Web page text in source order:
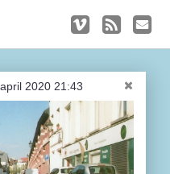
2020 21:43